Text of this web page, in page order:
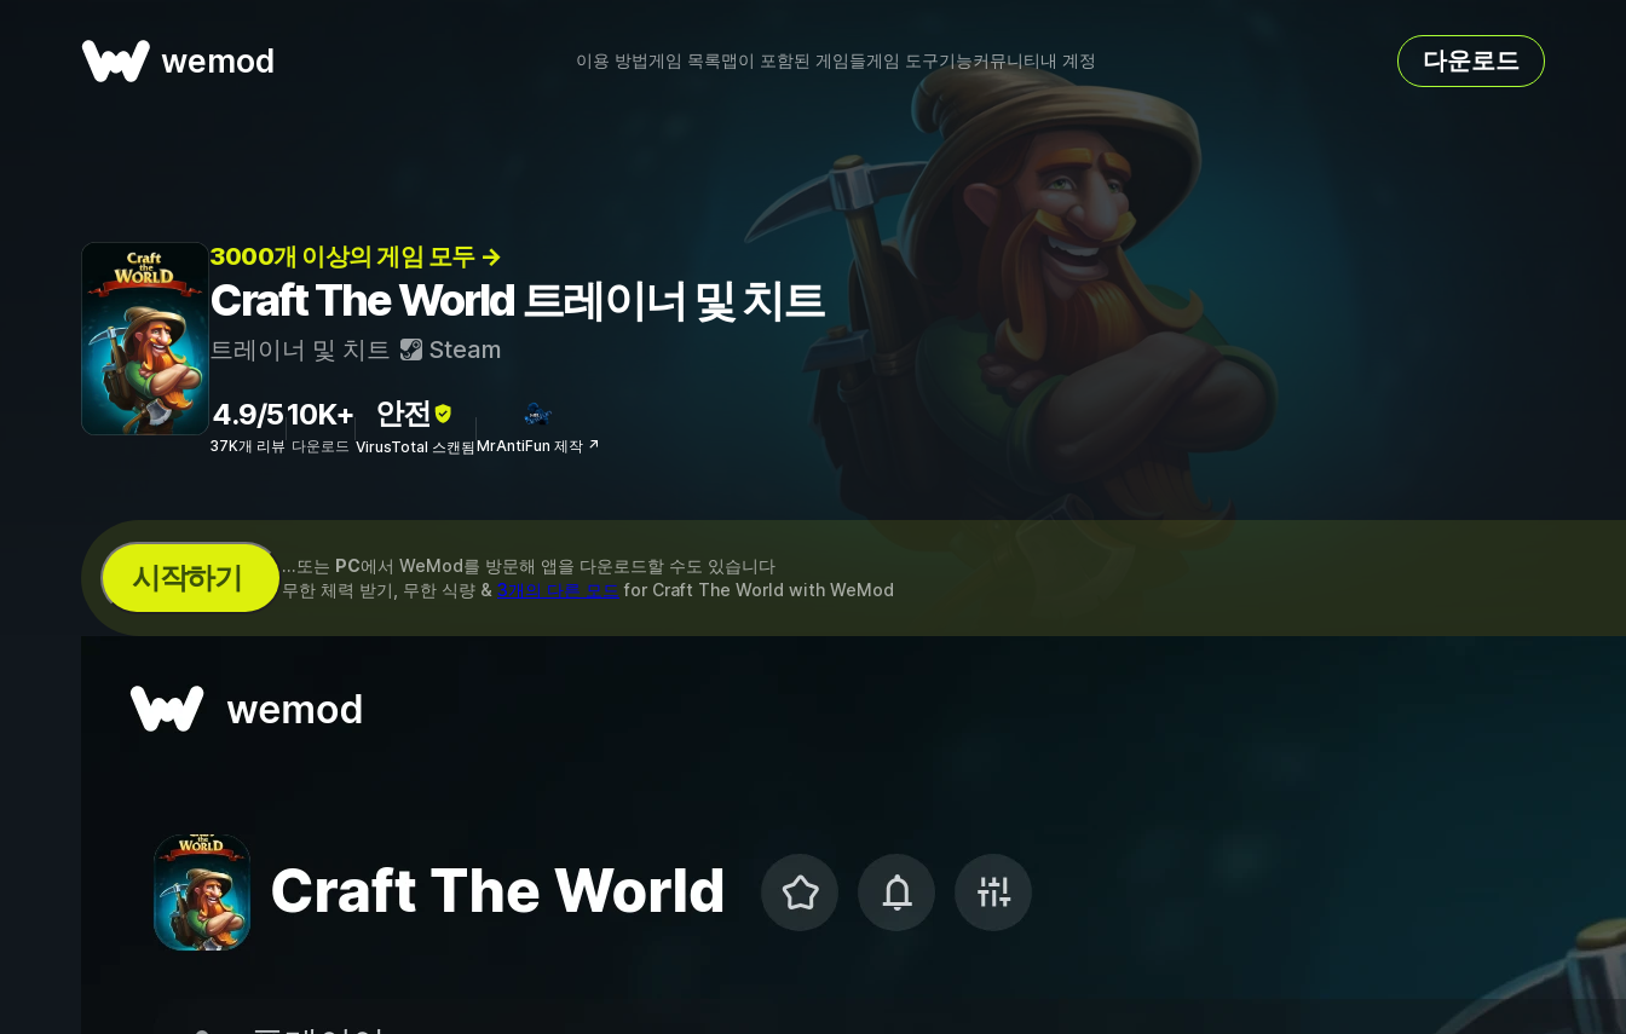
wemod 이용 방법게임 목록맵이 포함된 게임들게임 도구기능커뮤니티내 계정 다운로드
3000개 이상의 게임 모두 →
Craft The World 트레이너 및 치트
트레이너 및 치트 Steam
4.9/5
37K개 리뷰
10K+
다운로드
안전
VirusTotal 스캔됨MrAntiFun 제작 ↗
시작하기 ...또는 PC에서 WeMod를 방문해 앱을 다운로드할 수도 있습니다
무한 체력 받기, 무한 식량 & 3개의 다른 모드 for Craft The World with WeMod